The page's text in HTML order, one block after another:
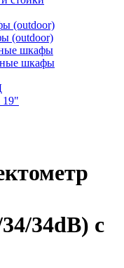
(outdoor)
(outdoor)
шкафы
шкафы
19"
34dB) с